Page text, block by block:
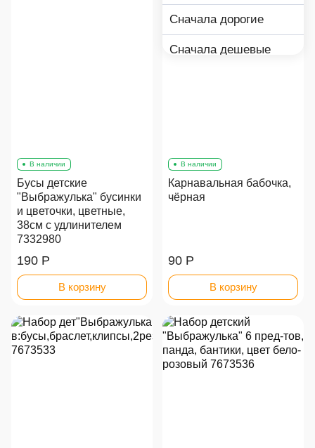
Сначала дорогие
Сначала дешевые
В наличии
Бусы детские
"Выбражулька" бусинки
и цветочки, цветные,
38см с удлинителем
7332980
190 Р
В корзину
В наличии
Карнавальная бабочка,
чёрная
90 Р
В корзину